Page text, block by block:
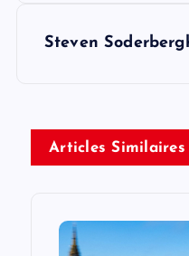
Steven
Articles Similaires